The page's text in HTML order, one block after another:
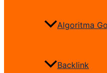
Algoritma
Backlink